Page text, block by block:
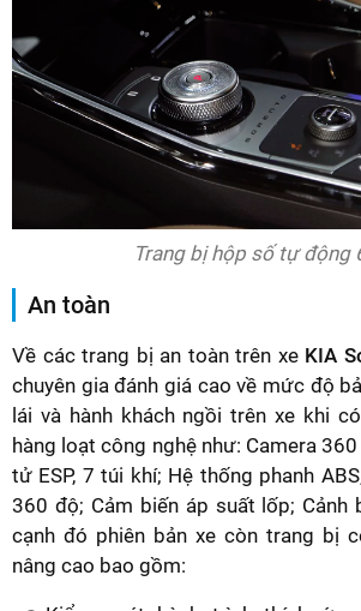
Trang bị hộp số tự động
An toàn
Về các trang bị an toàn trên xe KIA
chuyên gia đánh giá cao về mức độ
lái và hành khách ngồi trên xe khi
hàng loạt công nghệ như: Camera
tử ESP, 7 túi khí; Hệ thống phanh
360 độ; Cảm biến áp suất lốp; Cảnh
cạnh đó phiên bản xe còn trang bị
nâng cao bao gồm: